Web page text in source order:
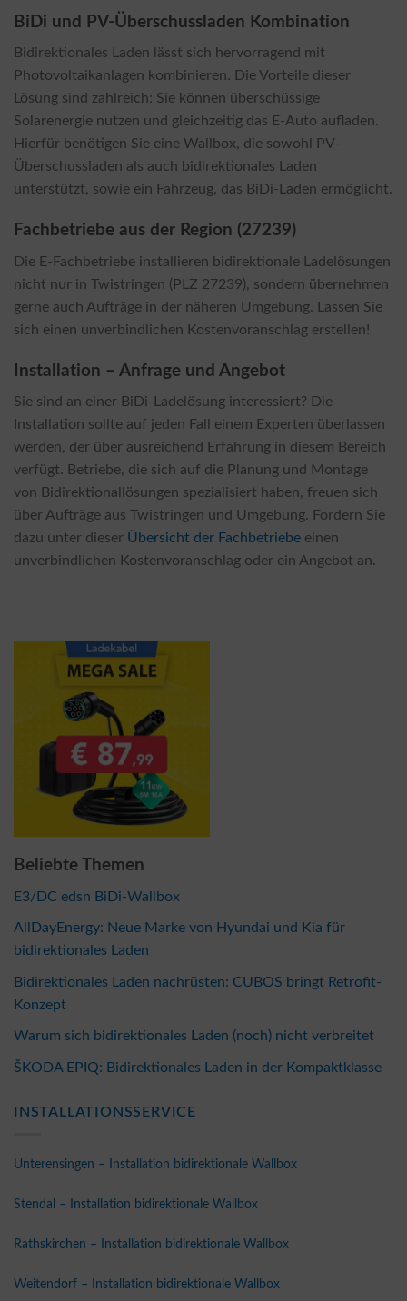
BiDi und PV-Überschussladen Kombination
Bidirektionales Laden lässt sich hervorragend mit
Photovoltaikanlagen kombinieren. Die Vorteile dieser
Lösung sind zahlreich: Sie können überschüssige
Solarenergie nutzen und gleichzeitig das E-Auto aufladen.
Hierfür benötigen Sie eine Wallbox, die sowohl PV-
Überschussladen als auch bidirektionales Laden
unterstützt, sowie ein Fahrzeug, das BiDi-Laden ermöglicht.
Fachbetriebe aus der Region (27239)
Die E-Fachbetriebe installieren bidirektionale Ladelösungen
nicht nur in Twistringen (PLZ 27239), sondern übernehmen
gerne auch Aufträge in der näheren Umgebung. Lassen Sie
sich einen unverbindlichen Kostenvoranschlag erstellen!
Installation – Anfrage und Angebot
Sie sind an einer BiDi-Ladelösung interessiert? Die
Installation sollte auf jeden Fall einem Experten überlassen
werden, der über ausreichend Erfahrung in diesem Bereich
verfügt. Betriebe, die sich auf die Planung und Montage
von Bidirektionallösungen spezialisiert haben, freuen sich
über Aufträge aus Twistringen und Umgebung. Fordern Sie
dazu unter dieser Übersicht der Fachbetriebe einen
unverbindlichen Kostenvoranschlag oder ein Angebot an.
Beliebte Themen
E3/DC edsn BiDi-Wallbox
AllDayEnergy: Neue Marke von Hyundai und Kia für
bidirektionales Laden
Bidirektionales Laden nachrüsten: CUBOS bringt Retrofit-
Konzept
Warum sich bidirektionales Laden (noch) nicht verbreitet
ŠKODA EPIQ: Bidirektionales Laden in der Kompaktklasse
INSTALLATIONSSERVICE
Unterensingen – Installation bidirektionale Wallbox
Stendal – Installation bidirektionale Wallbox
Rathskirchen – Installation bidirektionale Wallbox
Weitendorf – Installation bidirektionale Wallbox